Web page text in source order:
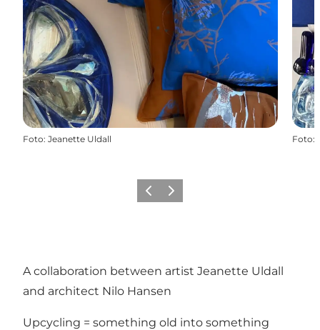
Foto: Jeanette Uldall Foto:
Vorige Volgende
A collaboration between artist Jeanette Uldall
and architect Nilo Hansen
Upcycling = something old into something